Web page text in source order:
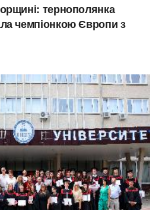
тернополянка
чемпіонкою Європи з